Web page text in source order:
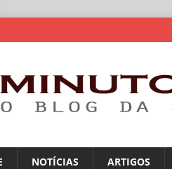
NOTÍCIAS ARTIGOS